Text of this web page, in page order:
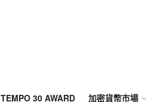
TEMPO 30 AWARD 加密貨幣市場